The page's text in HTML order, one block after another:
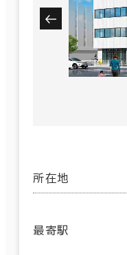
所在地
最寄駅